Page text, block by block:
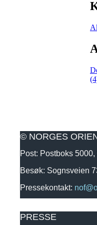
© NORGES
Post: Postboks
Besøk: Sognsveien
Pressekontakt:
PRESSE